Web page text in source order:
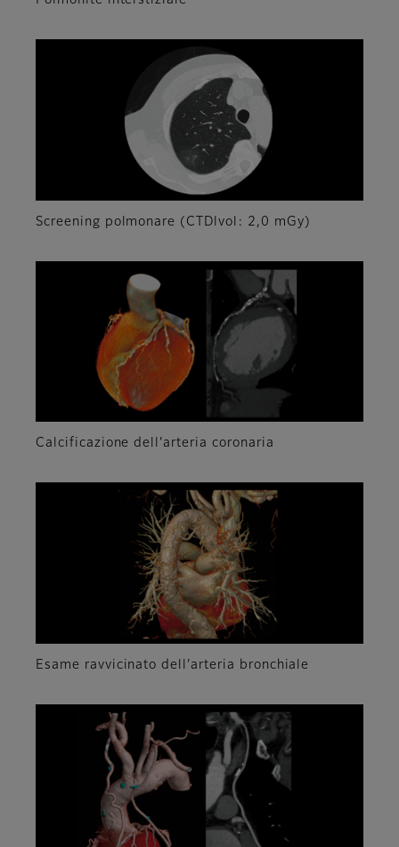
Screening polmonare (CTDlvol: 2,0 mGy)
Calcificazione dell’arteria coronaria
Esame ravvicinato dell’arteria bronchiale